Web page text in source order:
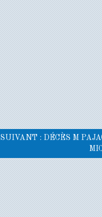
SUIVANT : DÉCÈS M